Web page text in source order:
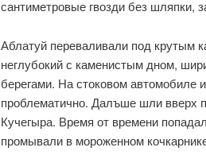
сантиметровые гвозди без шляпки,
Аблатуй переваливали под крутым
неглубокий с каменистым дном,
берегами. На стоковом
проблематично. Далъше шли вверх
Кучегыра. Время от времени
промывали в мороженном